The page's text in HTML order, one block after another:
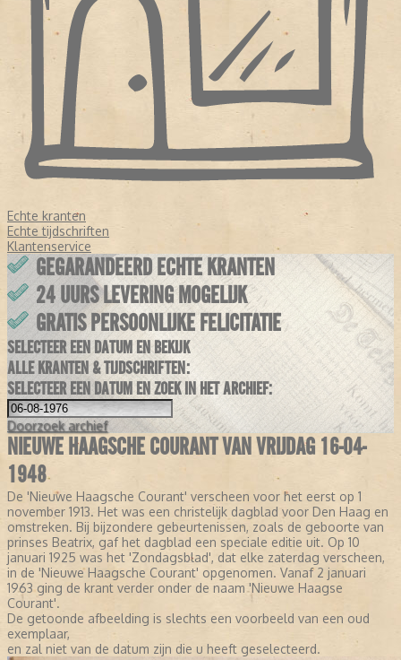
Echte kranten
Echte tijdschriften
Klantenservice
GEGARANDEERD ECHTE KRANTEN
24 UURS LEVERING MOGELIJK
GRATIS PERSOONLIJKE FELICITATIE
SELECTEER EEN DATUM EN BEKIJK
ALLE KRANTEN & TIJDSCHRIFTEN:
SELECTEER EEN DATUM EN ZOEK IN HET ARCHIEF:
Doorzoek archief
NIEUWE HAAGSCHE COURANT VAN VRIJDAG 16-04-
1948
De 'Nieuwe Haagsche Courant' verscheen voor het eerst op 1
november 1913. Het was een christelijk dagblad voor Den Haag en
omstreken. Bij bijzondere gebeurtenissen, zoals de geboorte van
prinses Beatrix, gaf het dagblad een speciale editie uit. Op 10
januari 1925 was het 'Zondagsblad', dat elke zaterdag verscheen,
in de 'Nieuwe Haagsche Courant' opgenomen. Vanaf 2 januari
1963 ging de krant verder onder de naam 'Nieuwe Haagse
Courant'.
De getoonde afbeelding is slechts een voorbeeld van een oud
exemplaar,
en zal niet van de datum zijn die u heeft geselecteerd.